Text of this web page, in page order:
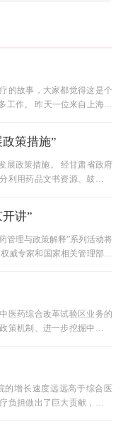
的故事，大家都觉得这是个
工作。 昨天一位来自上海的
策措施”
展政策措施。 经甘肃省政府
利用药品文书资源、鼓励产
讲”
理与政策解释”系列活动将
威专家和国家相关管理部门
医药综合改革试验区业务的
策机制、进一步挖掘中医药
的增长速度远远高于综合医
负担做出了巨大贡献，但在